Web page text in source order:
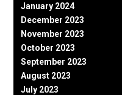
January 2024
December 2023
November 2023
October 2023
September 2023
August 2023
July 2023